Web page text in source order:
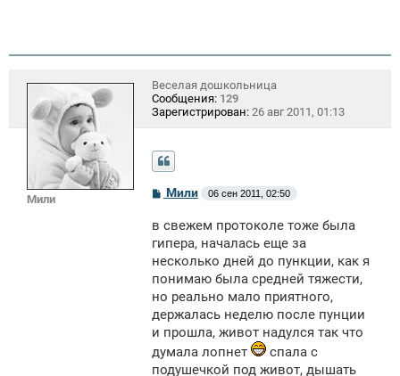
Мили
Веселая дошкольница
Сообщения: 129
Зарегистрирован: 26 авг 2011, 01:13
С
о
б
щ
н
и
Мили 06 сен 2011, 02:50
в свежем протоколе тоже была
гипера, началась еще за
несколько дней до пункции, как я
понимаю была средней тяжести,
но реально мало приятного,
держалась неделю после пунции
и прошла, живот надулся так что
думала лопнет
спала с
подушечкой под живот, дышать